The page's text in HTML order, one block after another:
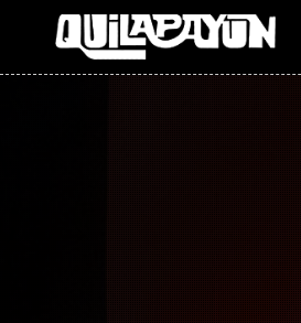
Imagen 01